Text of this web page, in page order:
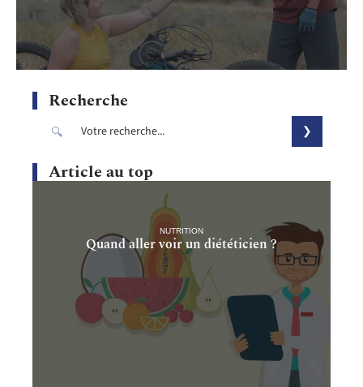
Recherche
Article au top
NUTRITION
Quand aller voir un diététicien ?